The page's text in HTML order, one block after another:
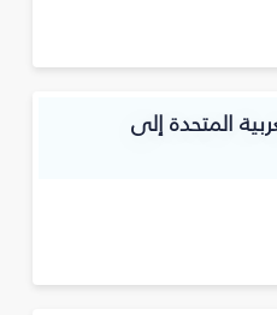
المتحدة إلى